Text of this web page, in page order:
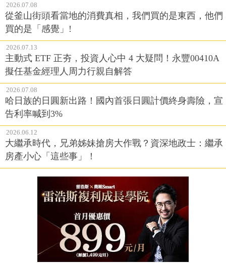
2026.07.08
從釜山街頭看當地的消費真相，我們買的是東西，他們
買的是「感覺」!
2026.07.13
主動式 ETF 正夯，投資人心中 4 大疑問！永豐00410A
擬任基金經理人周力行親自解答
2026.07.08
哈日族的日圓新出路！國內首張日圓計價終身壽險，宣
告利率喊到3%
2026.06.12
大繼承時代，兄弟姊妹搶房大作戰？資深地政士：繼承
房產小心「這些事」！